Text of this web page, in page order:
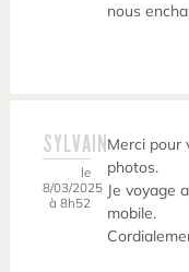
nous
SYLVAIN
le
8/03/2025
à 8h52
Merci pour
photos.
Je voyage
mobile.